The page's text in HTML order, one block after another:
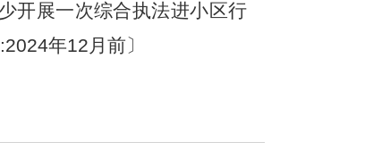
开展一次综合执法进小区行
年12月前〕